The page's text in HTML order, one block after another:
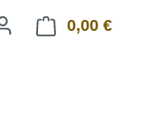
0,00 €